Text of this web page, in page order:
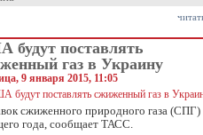
будут поставлять
газ в Украину
9 января 2015, 11:05
сжиженного природного газа
года, сообщает ТАСС.